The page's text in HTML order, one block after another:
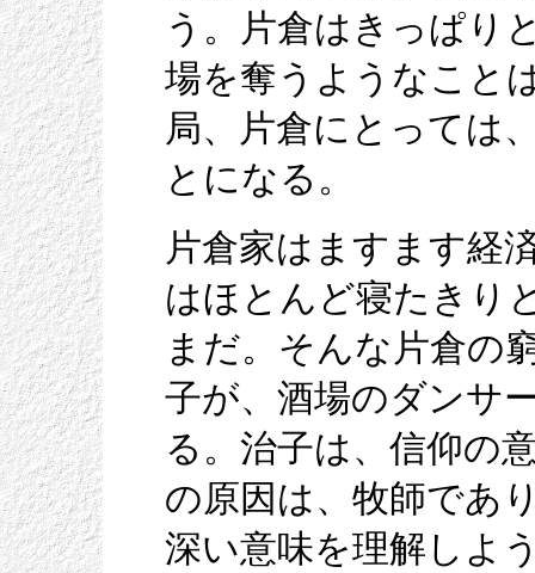
う。片倉はきっぱり
場を奪うようなこと
局、片倉にとっては
とになる。
片倉家はますます経
はほとんど寝たきり
まだ。そんな片倉の
子が、酒場のダンサ
る。治子は、信仰の
の原因は、牧師であ
深い意味を理解しよ